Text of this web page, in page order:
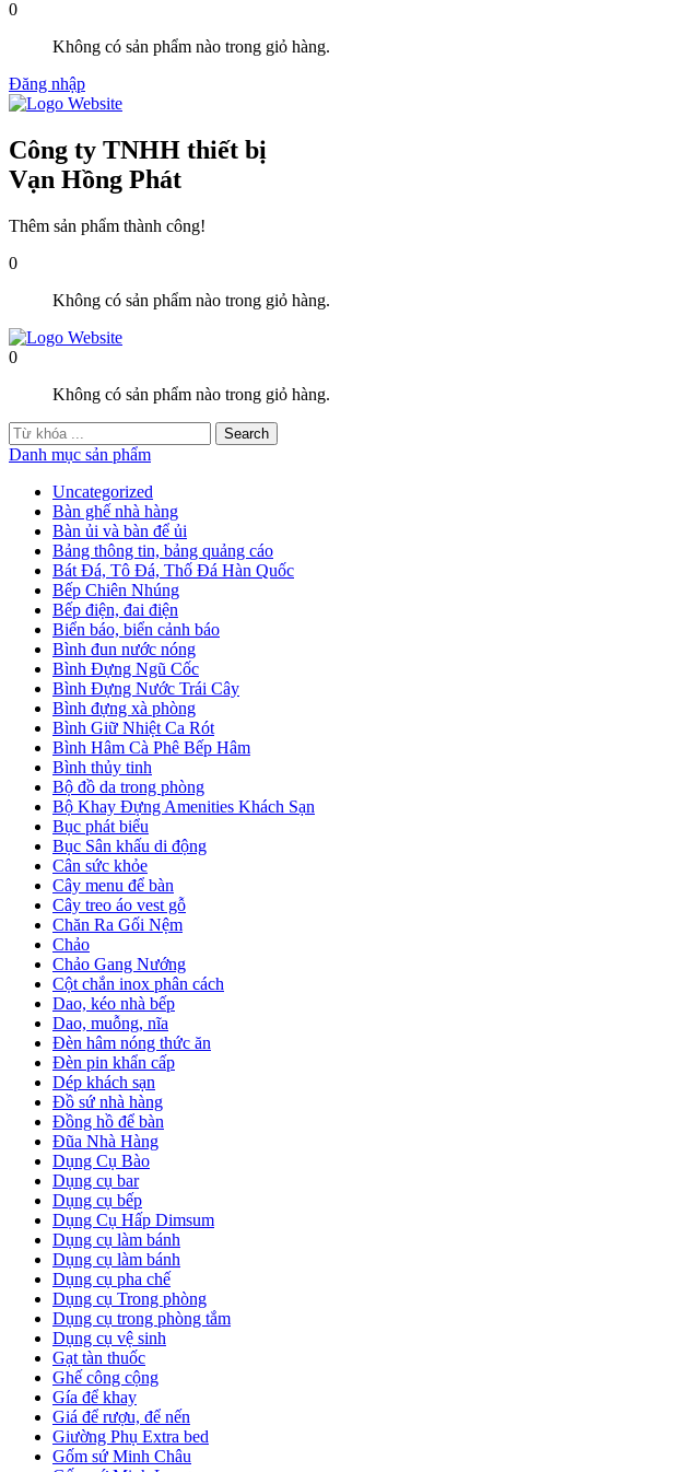
0
Không có sản phẩm nào trong giỏ hàng.
Đăng nhập
Công ty TNHH thiết bị
Vạn Hồng Phát
Thêm sản phẩm thành công!
0
Không có sản phẩm nào trong giỏ hàng.
0
Không có sản phẩm nào trong giỏ hàng.
Danh mục sản phẩm
Uncategorized
Bàn ghế nhà hàng
Bàn ủi và bàn để ủi
Bảng thông tin, bảng quảng cáo
Bát Đá, Tô Đá, Thố Đá Hàn Quốc
Bếp Chiên Nhúng
Bếp điện, đai điện
Biển báo, biển cảnh báo
Bình đun nước nóng
Bình Đựng Ngũ Cốc
Bình Đựng Nước Trái Cây
Bình đựng xà phòng
Bình Giữ Nhiệt Ca Rót
Bình Hâm Cà Phê Bếp Hâm
Bình thủy tinh
Bộ đồ da trong phòng
Bộ Khay Đựng Amenities Khách Sạn
Bục phát biểu
Bục Sân khấu di động
Cân sức khỏe
Cây menu để bàn
Cây treo áo vest gỗ
Chăn Ra Gối Nệm
Chảo
Chảo Gang Nướng
Cột chắn inox phân cách
Dao, kéo nhà bếp
Dao, muỗng, nĩa
Đèn hâm nóng thức ăn
Đèn pin khẩn cấp
Dép khách sạn
Đồ sứ nhà hàng
Đồng hồ để bàn
Đũa Nhà Hàng
Dụng Cụ Bào
Dụng cụ bar
Dụng cụ bếp
Dụng Cụ Hấp Dimsum
Dụng cụ làm bánh
Dụng cụ làm bánh
Dụng cụ pha chế
Dụng cụ Trong phòng
Dụng cụ trong phòng tắm
Dụng cụ vệ sinh
Gạt tàn thuốc
Ghế công cộng
Gía để khay
Giá để rượu, để nến
Giường Phụ Extra bed
Gốm sứ Minh Châu